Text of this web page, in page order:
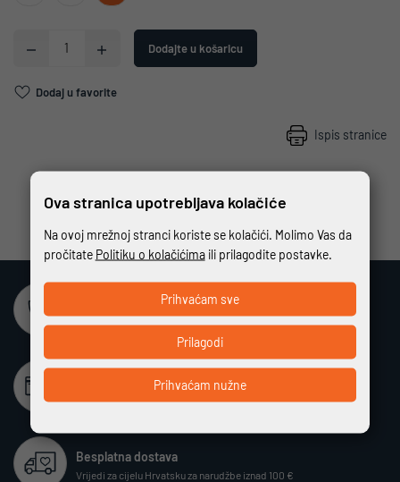
Dodajte u košaricu
Dodaj u favorite
Ispis stranice
Sigurna online kupovina
Potpuno zaštićeno i sigurno plaćanje
Beskamatno plaćanje
Besplatna dostava
Vrijedi za cijelu Hrvatsku za narudžbe iznad 100 €
Ova stranica upotrebljava kolačiće
Na ovoj mrežnoj stranci koriste se kolačići. Molimo Vas da
pročitate Politiku o kolačićimaili prilagodite postavke.
Prihvaćam nužne
Prilagodi
Prihvaćam sve